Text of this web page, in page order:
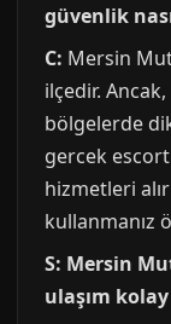
güvenlik
C: Mersin
ilçedir.
bölgelerde
gercek
hizmetleri
kullanmanız
S: Mersin
ulaşım kolay